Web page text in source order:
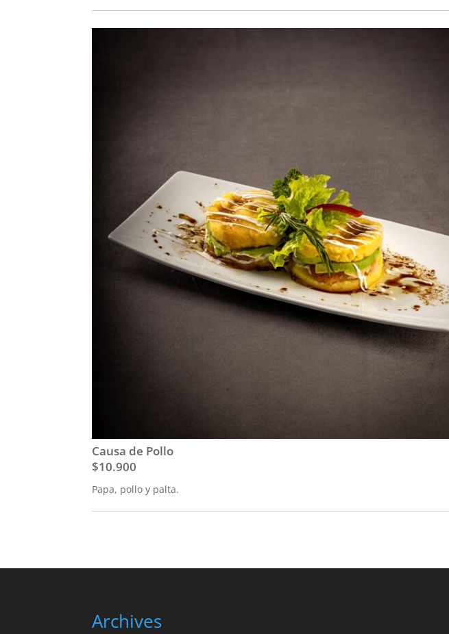
Causa de Pollo
$10.900
Papa, pollo y palta.
Archives